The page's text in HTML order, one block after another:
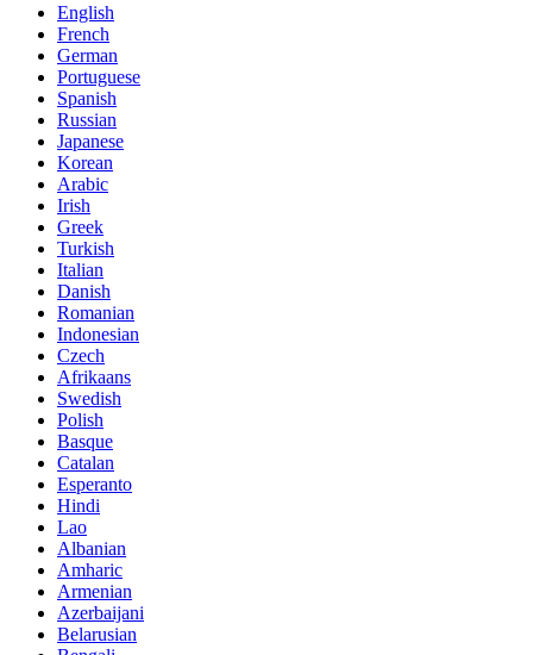
English
French
German
Portuguese
Spanish
Russian
Japanese
Korean
Arabic
Irish
Greek
Turkish
Italian
Danish
Romanian
Indonesian
Czech
Afrikaans
Swedish
Polish
Basque
Catalan
Esperanto
Hindi
Lao
Albanian
Amharic
Armenian
Azerbaijani
Belarusian